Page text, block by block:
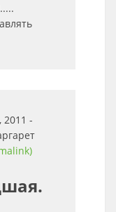
2011 -